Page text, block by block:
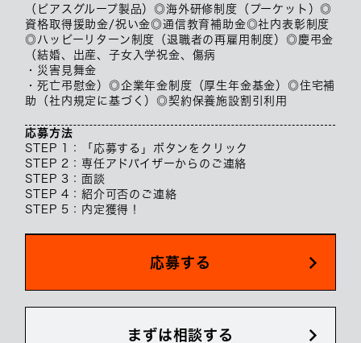
（ピアスグループ製品）◎海外研修制度（プーケット）◎
資格取得援助金/祝い金◎通信教育補助金◎社内表彰制度
◎ハッピーリターン制度（退職者の再雇用制度）◎慶弔金
（結婚、出産、子女入学祝金、傷病
・災害見舞金
・死亡弔慰金）◎企業年金制度（厚生年金基金）◎住宅補
助（社内規定に基づく）◎契約保養施設割引利用
応募方法
STEP 1：「応募する」ボタンをクリック
STEP 2：専任アドバイザーからのご連絡
STEP 3：面談
STEP 4：紹介可否のご連絡
STEP 5：内定獲得！
応募する
まずは相談する